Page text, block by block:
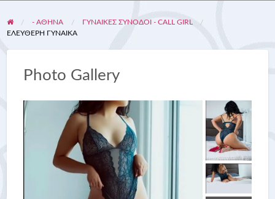
- ΑΘΗΝΑ
ΓΥΝΑΊΚΕΣ ΣΥΝΟΔΟΊ - CALL GIRL
ΕΛΕΎΘΕΡΗ ΓΥΝΑΊΚΑ
Photo Gallery